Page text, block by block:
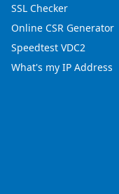
SSL Checker
Online CSR Generator
Speedtest VDC2
What's my IP Address